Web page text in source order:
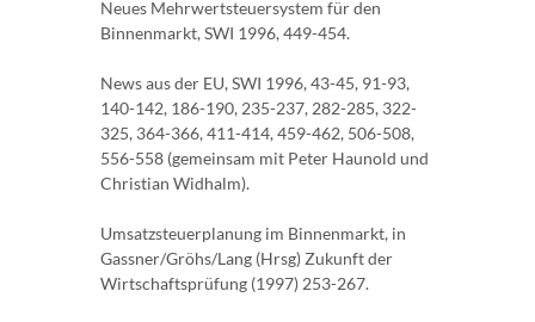
Neues Mehrwertsteuersystem für den
Binnenmarkt, SWI 1996, 449-454.
News aus der EU, SWI 1996, 43-45, 91-93,
140-142, 186-190, 235-237, 282-285, 322-
325, 364-366, 411-414, 459-462, 506-508,
556-558 (gemeinsam mit Peter Haunold und
Christian Widhalm).
Umsatzsteuerplanung im Binnenmarkt, in
Gassner/Gröhs/Lang (Hrsg) Zukunft der
Wirtschaftsprüfung (1997) 253-267.